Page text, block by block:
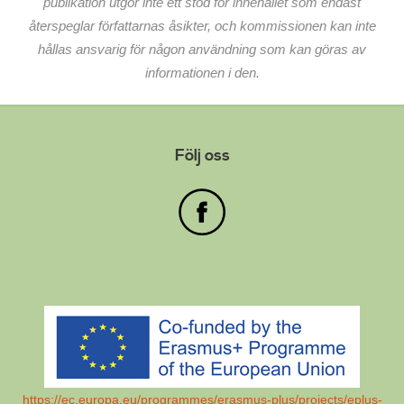
återspeglar författarnas åsikter, och kommissionen kan inte
hållas ansvarig för någon användning som kan göras av
informationen i den.
Följ oss
https://ec.europa.eu/programmes/erasmus-plus/projects/eplus-